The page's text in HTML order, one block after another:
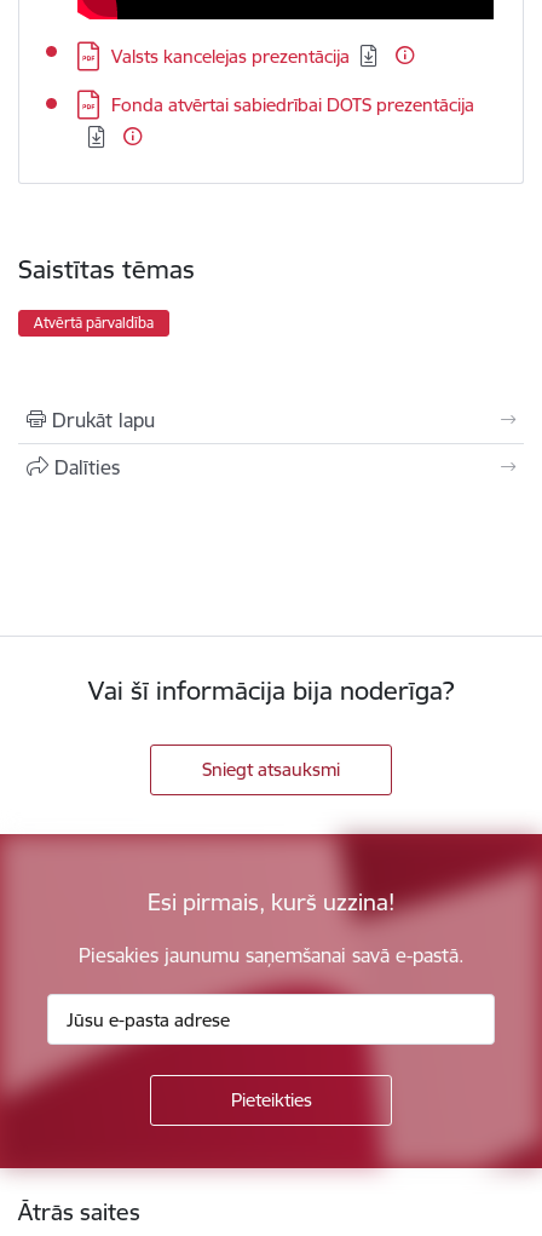
Lejupielādēt:
Valsts kancelejas prezentācija
Lejupielādēt:
Fonda atvērtai sabiedrībai DOTS prezentācija
Saistītas tēmas
Atvērtā pārvaldība
Drukāt lapu
Dalīties
Vai šī informācija bija noderīga?
Sniegt atsauksmi
Esi pirmais, kurš uzzina!
Piesakies jaunumu saņemšanai savā e-pastā.
Kājene
Ātrās saites